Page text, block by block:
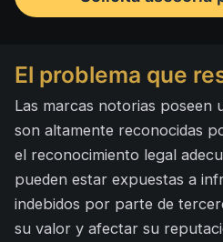
El problema que
Las marcas notorias poseen
son altamente reconocidas
el reconocimiento legal
pueden estar expuestas a
indebidos por parte de
su valor y afectar su